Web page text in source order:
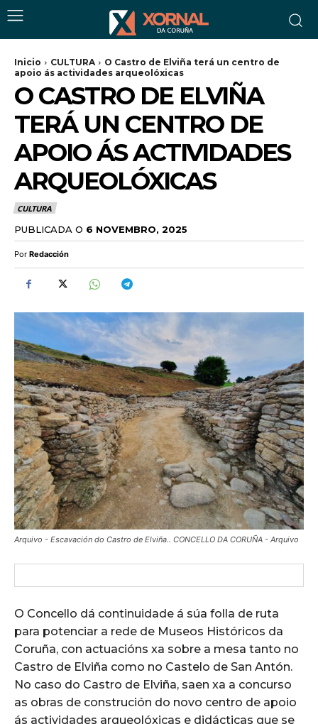
Inicio CULTURA
O Castro de Elviña terá un centro de
apoio ás actividades arqueolóxicas
O CASTRO DE ELVIÑA
TERÁ UN CENTRO DE
APOIO ÁS ACTIVIDADES
ARQUEOLÓXICAS
CULTURA
PUBLICADA O 6 NOVEMBRO, 2025
Por Redacción
Arquivo - Escavación do Castro de Elviña.. CONCELLO DA CORUÑA - Arquivo
O Concello dá continuidade á súa folla de ruta
para potenciar a rede de Museos Históricos da
Coruña, con actuacións xa sobre a mesa tanto no
Castro de Elviña como no Castelo de San Antón.
No caso do Castro de Elviña, saen xa a concurso
as obras de construción do novo centro de apoio
ás actividades arqueolóxicas e didácticas que se